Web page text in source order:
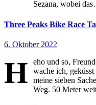
Sezana, wobei
Three Peaks Bike Race
6. Oktober 2022
H
eho und so,
wache ich,
meine sieben
Weg. 50 Meter